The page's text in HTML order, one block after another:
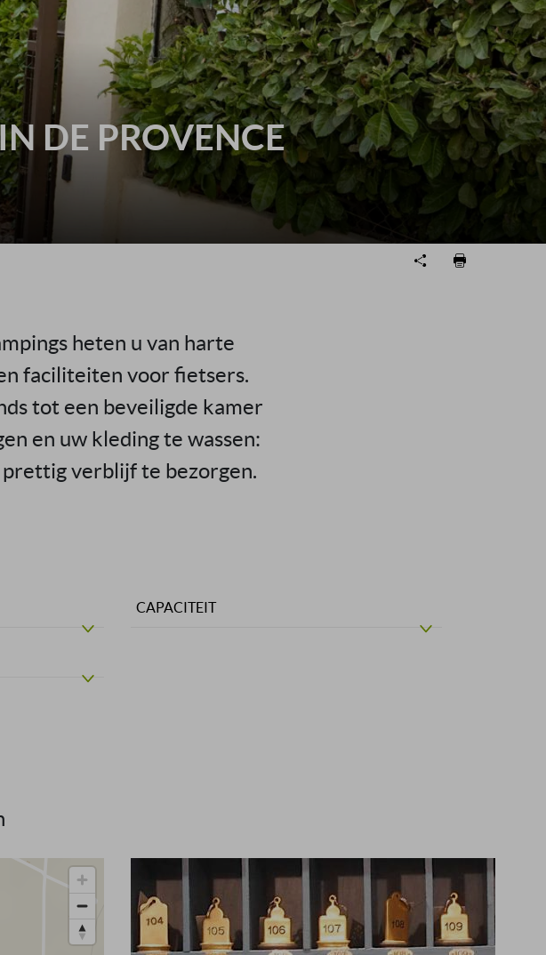
DE PROVENCE
heten u van harte
faciliteiten voor fietsers.
tot een beveiligde kamer
en uw kleding te wassen:
prettig verblijf te bezorgen.
CAPACITEIT